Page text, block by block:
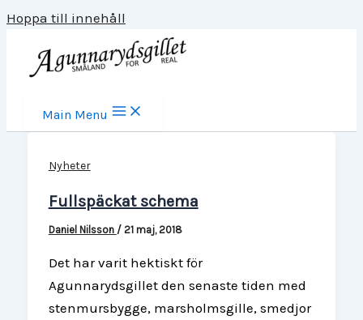
Hoppa till innehåll
Main Menu
Nyheter
Fullspäckat schema
Daniel Nilsson / 21 maj, 2018
Det har varit hektiskt för
Agunnarydsgillet den senaste tiden med
stenmursbygge, marsholmsgille, smedjor